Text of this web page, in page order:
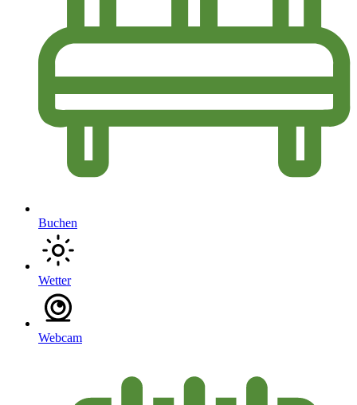
Buchen
Wetter
Webcam